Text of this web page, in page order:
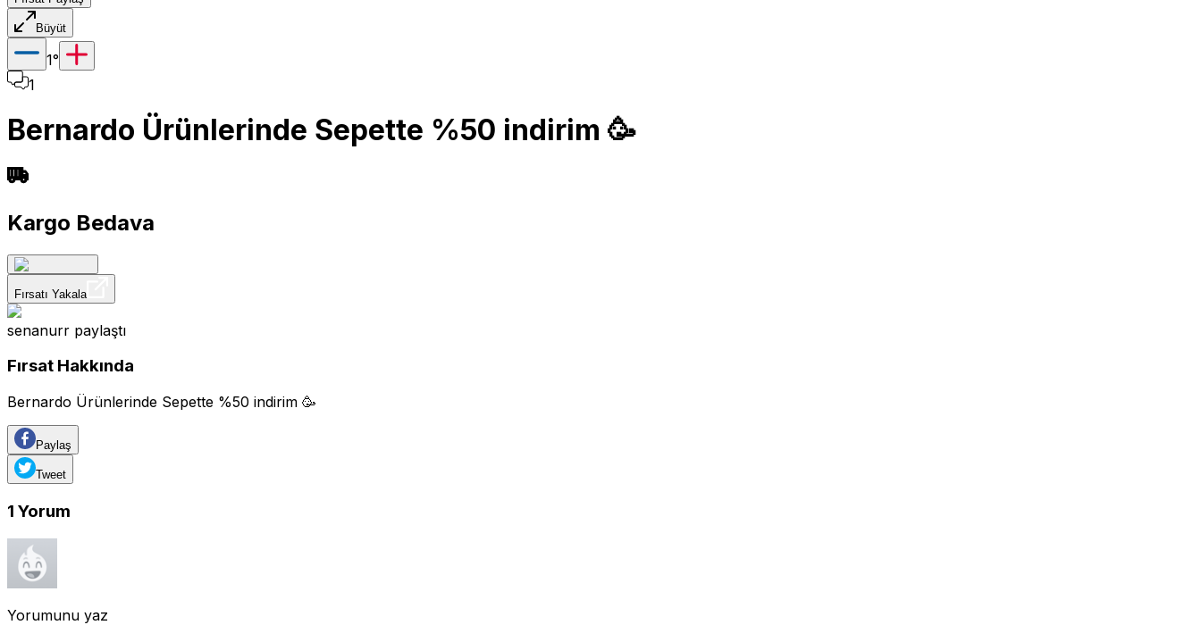
Büyüt
1°
1
Bernardo Ürünlerinde Sepette %50 indirim 🥳
Kargo Bedava
Fırsatı Yakala
senanurr paylaştı
Fırsat Hakkında
Bernardo Ürünlerinde Sepette %50 indirim 🥳
Paylaş
Tweet
1 Yorum
Yorumunu yaz